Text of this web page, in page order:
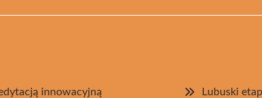
innowacyjną Lubuski